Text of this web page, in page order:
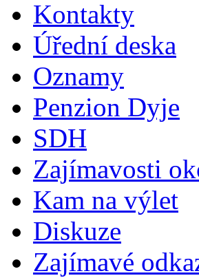
Kontakty
Úřední deska
Oznamy
Penzion Dyje
SDH
Zajímavosti
Kam na výlet
Diskuze
Zajímavé